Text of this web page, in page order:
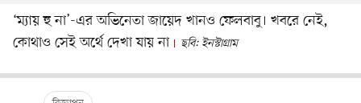
‘ম্যায় হু না’-এর অভিনেতা জায়েদ খানও ফেলবাবু। খবরে নেই,
কোথাও সেই অর্থে দেখা যায় না
ছবি: ইনস্টাগ্রাম